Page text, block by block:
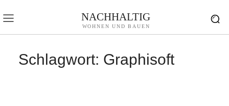
NACHHALTIG
WOHNEN UND BAUEN
Schlagwort: Graphisoft